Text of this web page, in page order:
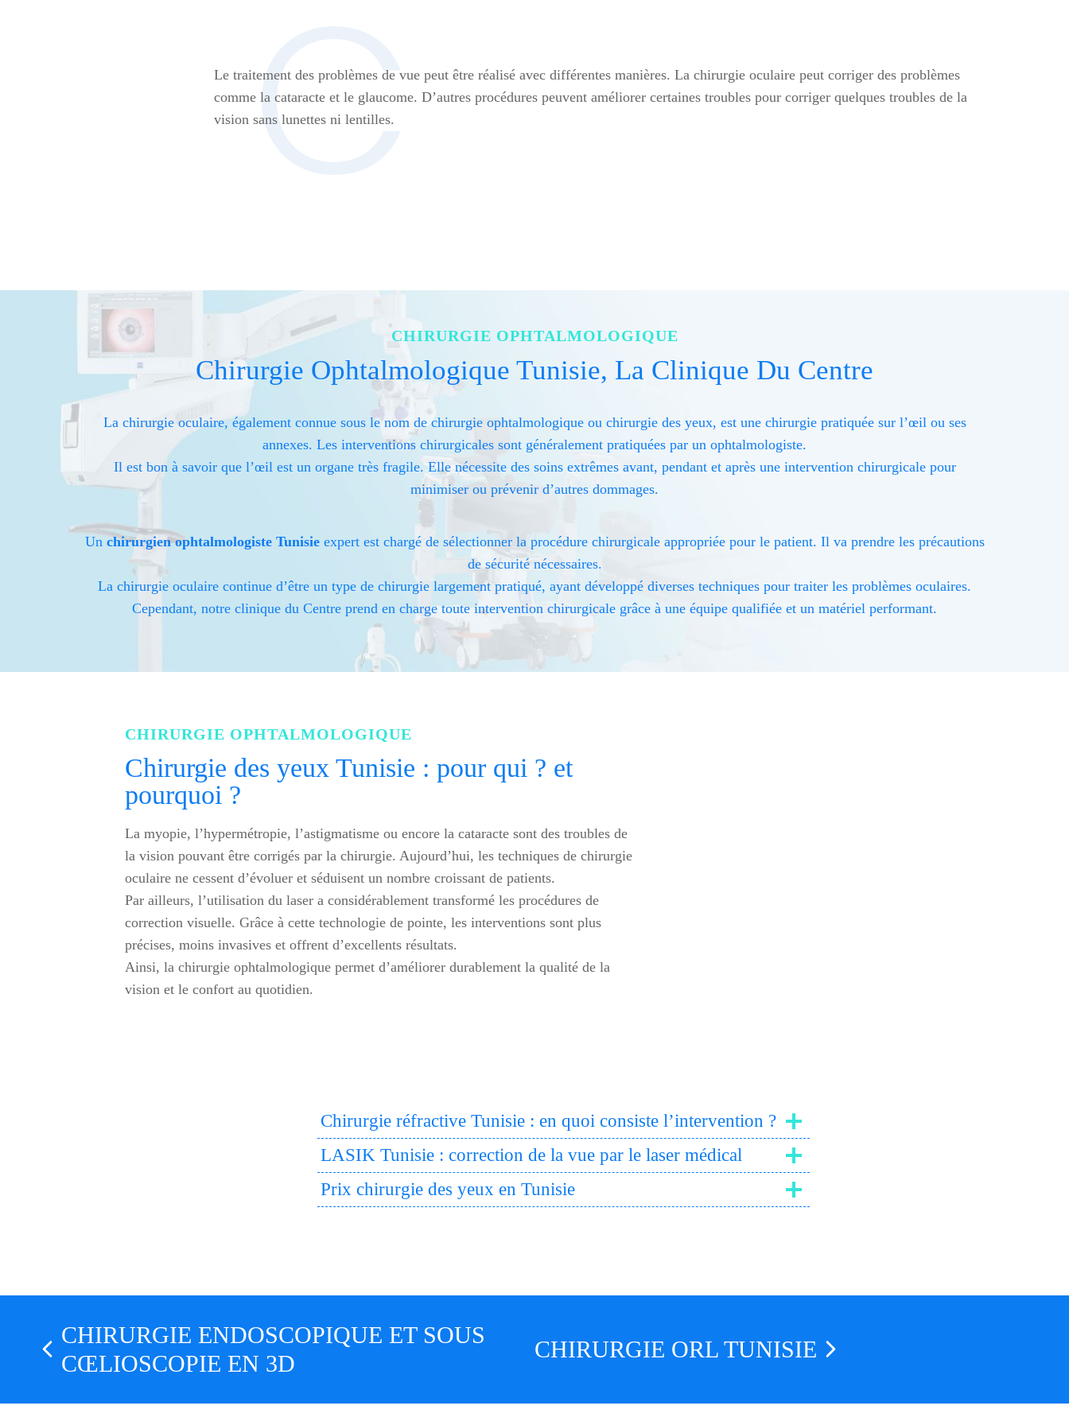
Le traitement des problèmes de vue peut être réalisé avec différentes manières. La chirurgie oculaire peut corriger des problèmes
comme la cataracte et le glaucome. D’autres procédures peuvent améliorer certaines troubles pour corriger quelques troubles de la
vision sans lunettes ni lentilles.
CHIRURGIE OPHTALMOLOGIQUE
Chirurgie Ophtalmologique Tunisie, La Clinique Du Centre
La chirurgie oculaire, également connue sous le nom de chirurgie ophtalmologique ou chirurgie des yeux, est une chirurgie pratiquée sur l’œil ou ses
annexes. Les interventions chirurgicales sont généralement pratiquées par un ophtalmologiste.
Il est bon à savoir que l’œil est un organe très fragile. Elle nécessite des soins extrêmes avant, pendant et après une intervention chirurgicale pour
minimiser ou prévenir d’autres dommages.
Un chirurgien ophtalmologiste Tunisieexpert est chargé de sélectionner la procédure chirurgicale appropriée pour le patient. Il va prendre les précautions
de sécurité nécessaires.
La chirurgie oculaire continue d’être un type de chirurgie largement pratiqué, ayant développé diverses techniques pour traiter les problèmes oculaires.
Cependant, notre clinique du Centre prend en charge toute intervention chirurgicale grâce à une équipe qualifiée et un matériel performant.
CHIRURGIE OPHTALMOLOGIQUE
Chirurgie des yeux Tunisie : pour qui ? et
pourquoi ?
La myopie, l’hypermétropie, l’astigmatisme ou encore la cataracte sont des troubles de
la vision pouvant être corrigés par la chirurgie. Aujourd’hui, les techniques de chirurgie
oculaire ne cessent d’évoluer et séduisent un nombre croissant de patients.
Par ailleurs, l’utilisation du laser a considérablement transformé les procédures de
correction visuelle. Grâce à cette technologie de pointe, les interventions sont plus
précises, moins invasives et offrent d’excellents résultats.
Ainsi, la chirurgie ophtalmologique permet d’améliorer durablement la qualité de la
vision et le confort au quotidien.
Chirurgie réfractive Tunisie : en quoi consiste l’intervention ?
LASIK Tunisie : correction de la vue par le laser médical
Prix chirurgie des yeux en Tunisie
CHIRURGIE ENDOSCOPIQUE ET SOUS
CŒLIOSCOPIE EN 3D
CHIRURGIE ORL TUNISIE